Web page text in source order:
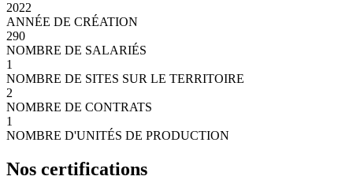
2022
ANNÉE DE CRÉATION
290
NOMBRE DE SALARIÉS
1
NOMBRE DE SITES SUR LE TERRITOIRE
2
NOMBRE DE CONTRATS
1
NOMBRE D'UNITÉS DE PRODUCTION
Nos certifications